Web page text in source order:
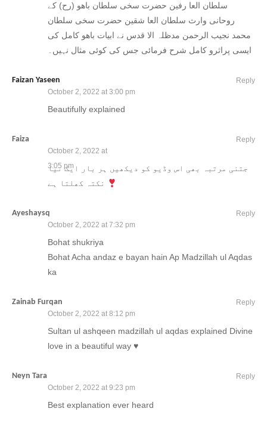
سلطان العا رفین حضرت سخی سلطان باھو (رح) کے
روحانی وارث سلطان العا شقین حضرت سخی سلطان
محمد نجیب الرحمن مدظلہ الا قدس نے ابیات باھو کامل کی
ایسی پراثرو کامل شرح فرمائی جس کی کوئی مثال نہیں۔
Faizan Yaseen
October 2, 2022 at 3:00 pm
Beautifully explained
Reply
Faiza
October 2, 2022 at
3:05 pm
جتنی مرتبہ بھی اس وڈیو کو دیکھیں ہر بار ایک نیا
Reply
Ayeshaysq
October 2, 2022 at 7:32 pm
Bohat shukriya
Bohat Acha andaz e bayan hain Ap Madzillah ul Aqdas
ka
Reply
Zainab Furqan
October 2, 2022 at 8:12 pm
Sultan ul ashqeen madzillah ul aqdas explained Divine
love in a beautiful way ♥
Reply
Neyn Tara
October 2, 2022 at 9:23 pm
Best explanation ever heard
Reply